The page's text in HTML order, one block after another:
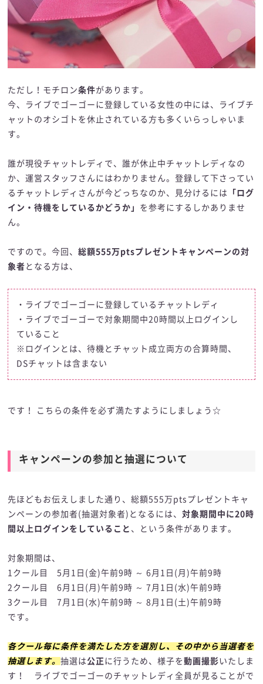
ただし！モチロン条件があります。
今、ライブでゴーゴーに登録している女性の中には、ライブチ
ャットのオシゴトを休止されている方も多くいらっしゃいま
す。
誰が現役チャットレディで、誰が休止中チャットレディなの
か、運営スタッフさんにはわかりません。登録して下さってい
るチャットレディさんが今どっちなのか、見分けるには
「ログ
イン・待機をしているかどうか」 を参考にするしかありませ
ん。
ですので。今回、総額555万ptsプレゼントキャンペーンの対
象者 となる方は、
・ライブでゴーゴーに登録しているチャットレディ
・ライブでゴーゴーで対象期間中20時間以上ログインし
ていること
※ログインとは、待機とチャット成立両方の合算時間、
DSチャットは含まない
です！ こちらの条件を必ず満たすようにしましょう☆
キャンペーンの参加と抽選について
先ほどもお伝えしました通り、総額555万ptsプレゼントキャ
ンペーンの参加者(抽選対象者)となるには、対象期間中に20時
間以上ログインをしていること 、という条件があります。
対象期間は、
1クール目 5月1日(金)午前9時 ～ 6月1日(月)午前9時
2クール目 6月1日(月)午前9時 ～ 7月1日(水)午前9時
3クール目 7月1日(水)午前9時 ～ 8月1日(土)午前9時
です。
各クール毎に条件を満たした方を選別し、その中から当選者を
抽選します。抽選は 公正 に行うため、様子を動画撮影いたしま
す！ ライブでゴーゴーのチャットレディ全員が見ることがで